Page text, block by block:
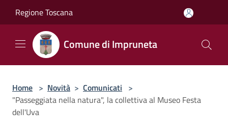
Regione Toscana
Comune di Impruneta
Home > Novità > Comunicati >
"Passeggiata nella natura", la collettiva al Museo Festa
dell'Uva